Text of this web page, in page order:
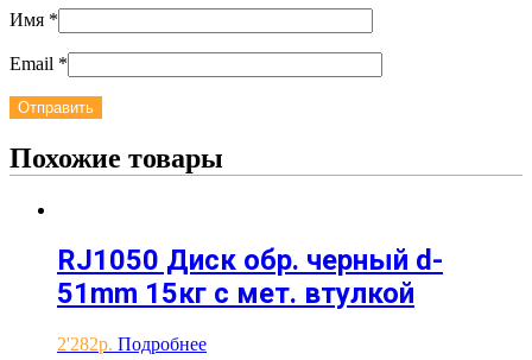
Имя *
Email *
Похожие товары
RJ1050 Диск обр. черный d-
51mm 15кг с мет. втулкой
2'282 Подробнее